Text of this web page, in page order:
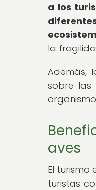
a los
la
Además,
sobre las
aves
El
turistas